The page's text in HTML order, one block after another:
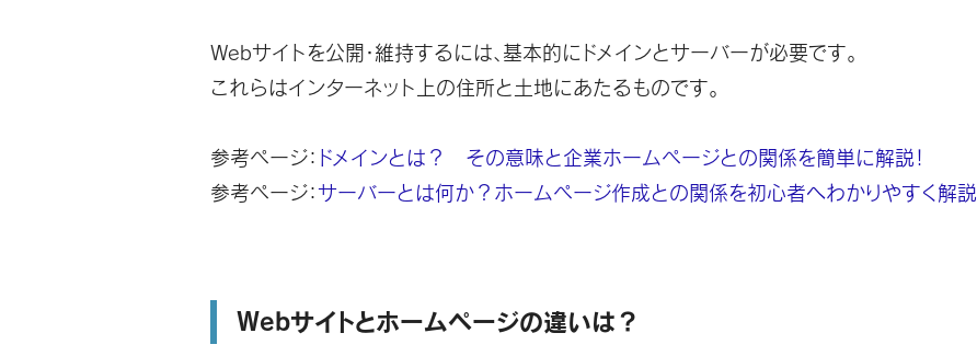
Webサイトを公開・維持するには、基本的にドメインとサーバーが必要です。
これらはインターネット上の住所と土地にあたるものです。
参考ページ： ドメインとは？ その意味と企業ホームページとの関係を簡単に解説！
参考ページ：サーバーとは何か？ホームページ作成との関係を初心者へわかりやすく解説
Webサイトとホームページの違いは？